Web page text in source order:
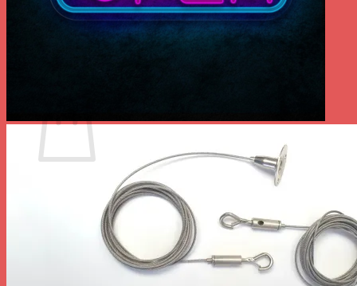
Votre panier est vide.
Votre panier est vide.
Retour à la boutique